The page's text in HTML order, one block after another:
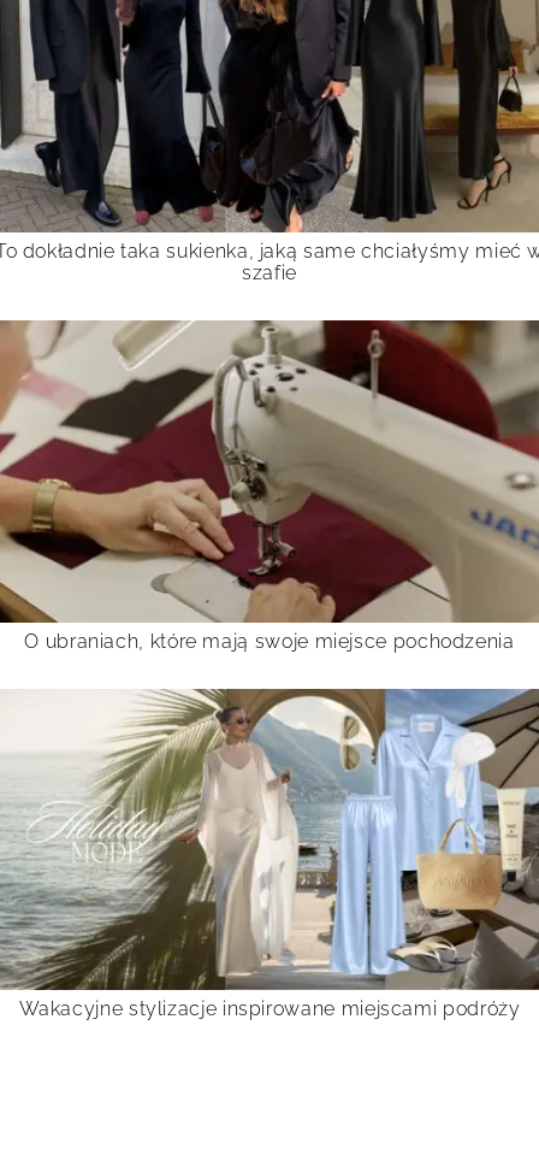
dokładnie taka sukienka, jaką same chciałyśmy mieć
szafie
O ubraniach, które mają swoje miejsce pochodzenia
Wakacyjne stylizacje inspirowane miejscami podróży